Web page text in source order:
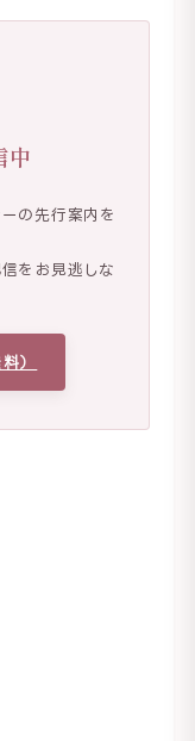
中
の先行案内を
をお見逃しな
）